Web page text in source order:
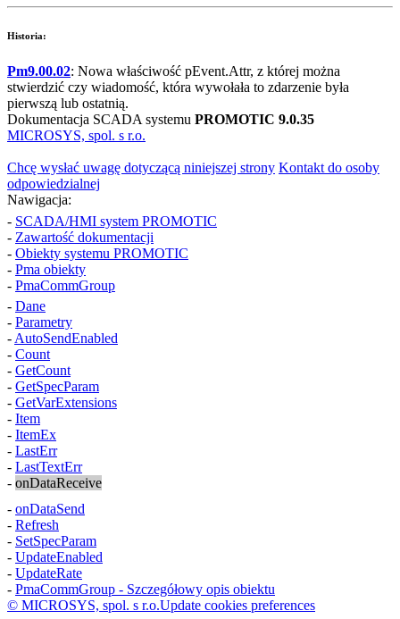
Historia:
Pm9.00.02: Nowa właściwość pEvent.Attr, z której można
stwierdzić czy wiadomość, która wywołała to zdarzenie była
pierwszą lub ostatnią.
Dokumentacja SCADA systemu PROMOTIC 9.0.35
MICROSYS, spol. s r.o.
Chcę wysłać uwagę dotyczącą niniejszej strony Kontakt do osoby
odpowiedzialnej
Nawigacja:
- SCADA/HMI system PROMOTIC
- Zawartość dokumentacji
- Obiekty systemu PROMOTIC
- Pma obiekty
- PmaCommGroup
- Dane
- Parametry
- AutoSendEnabled
- Count
- GetCount
- GetSpecParam
- GetVarExtensions
- Item
- ItemEx
- LastErr
- LastTextErr
- onDataReceive
- onDataSend
- Refresh
- SetSpecParam
- UpdateEnabled
- UpdateRate
- PmaCommGroup - Szczegółowy opis obiektu
© MICROSYS, spol. s r.o.Update cookies preferences